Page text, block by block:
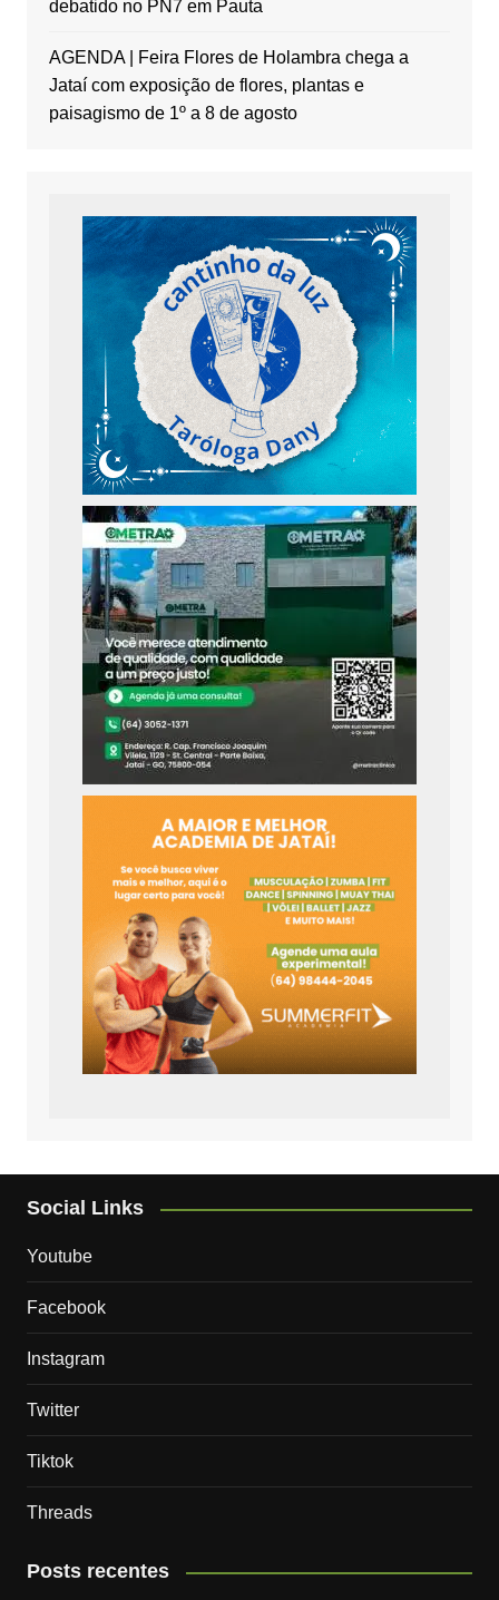
debatido no PN7 em Pauta
AGENDA | Feira Flores de Holambra chega a
Jataí com exposição de flores, plantas e
paisagismo de 1º a 8 de agosto
Social Links
Youtube
Facebook
Instagram
Twitter
Tiktok
Threads
Posts recentes